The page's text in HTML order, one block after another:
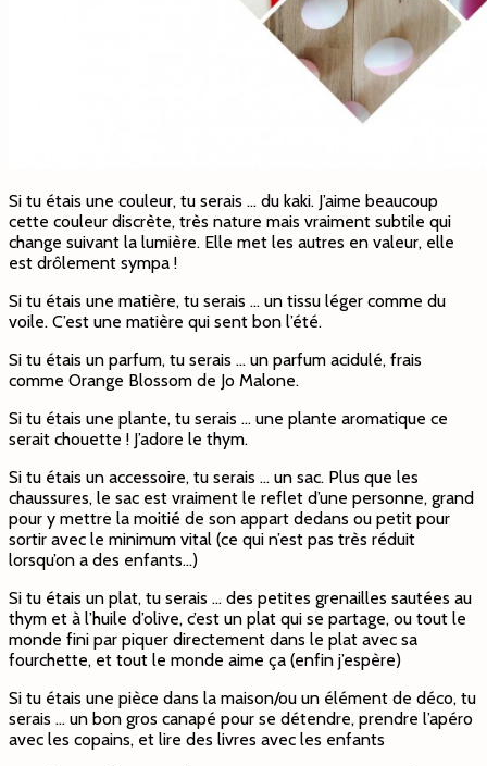
Si tu étais une couleur, tu serais … du kaki. J’aime beaucoup
cette couleur discrète, très nature mais vraiment subtile qui
change suivant la lumière. Elle met les autres en valeur, elle
est drôlement sympa !
Si tu étais une matière, tu serais … un tissu léger comme du
voile. C’est une matière qui sent bon l’été.
Si tu étais un parfum, tu serais … un parfum acidulé, frais
comme Orange Blossom de Jo Malone.
Si tu étais une plante, tu serais … une plante aromatique ce
serait chouette ! J’adore le thym.
Si tu étais un accessoire, tu serais … un sac. Plus que les
chaussures, le sac est vraiment le reflet d’une personne, grand
pour y mettre la moitié de son appart dedans ou petit pour
sortir avec le minimum vital (ce qui n’est pas très réduit
lorsqu’on a des enfants…)
Si tu étais un plat, tu serais … des petites grenailles sautées au
thym et à l’huile d’olive, c’est un plat qui se partage, ou tout le
monde fini par piquer directement dans le plat avec sa
fourchette, et tout le monde aime ça (enfin j’espère)
Si tu étais une pièce dans la maison/ou un élément de déco, tu
serais … un bon gros canapé pour se détendre, prendre l’apéro
avec les copains, et lire des livres avec les enfants